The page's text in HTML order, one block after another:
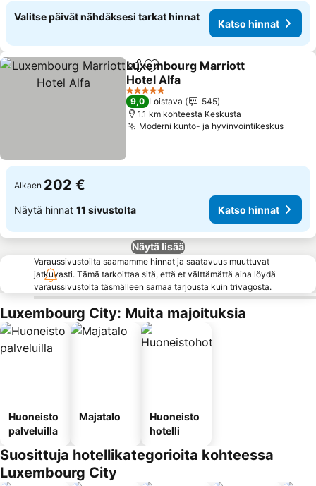
Valitse päivät nähdäksesi tarkat hinnat
Katso hinnat
Jaa Lisää suosikkeihin
Luxembourg Marriott
Hotel Alfa
Katso hinnat
5 Tähtiluokitus
9,0 Loistava
545
1.1 km kohteesta Keskusta
Moderni kunto- ja hyvinvointikeskus
Alkaen 202 €
Näytä hinnat 11 sivustolta Katso hinnat
Näytä lisää
Varaussivustoilta saamamme hinnat ja saatavuus muuttuvat
jatkuvasti. Tämä tarkoittaa sitä, että et välttämättä aina löydä
varaussivustolta täsmälleen samaa tarjousta kuin trivagosta.
Luxembourg City: Muita majoituksia
Huoneisto
palveluilla
Majatalo
Huoneisto
hotelli
Suosittuja hotellikategorioita kohteessa
Luxembourg City